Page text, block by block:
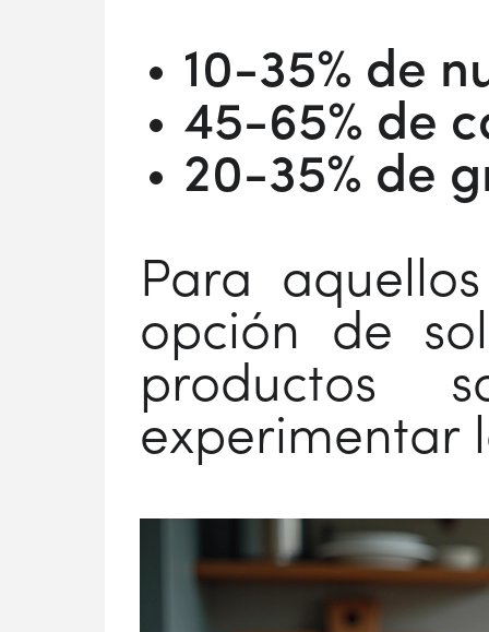
10-35% de
45-65% de
20-35% de
Para
opción de
productos
experimentar